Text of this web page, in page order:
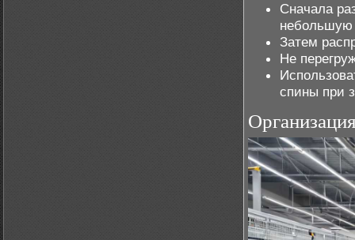
Сначала
небольшую
Затем
Не
спины при